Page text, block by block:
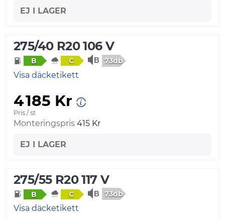
EJ I LAGER
275/40 R20 106 V
B C 73db
Visa däcketikett
4 185 Kr
Pris / st
Monteringspris 415 Kr
EJ I LAGER
275/55 R20 117 V
B C 73db
Visa däcketikett